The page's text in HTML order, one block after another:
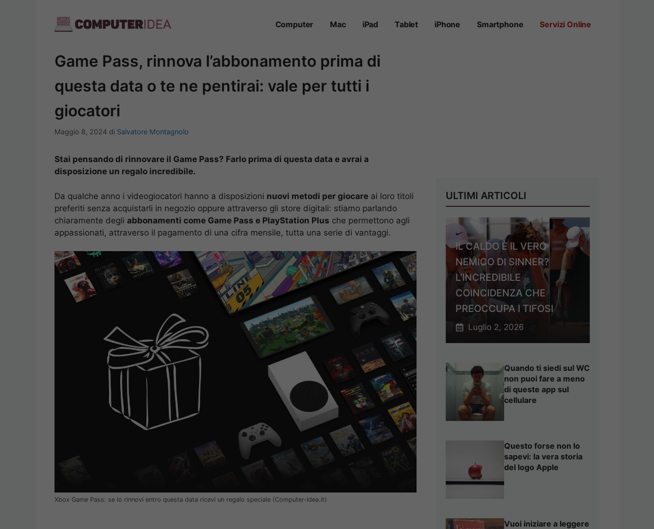
Computer Mac iPad Tablet iPhone Smartphone Servizi Online
Game Pass, rinnova l’abbonamento prima di
questa data o te ne pentirai: vale per tutti i
giocatori
Maggio 8, 2024 di Salvatore Montagnolo
Stai pensando di rinnovare il Game Pass? Farlo prima di questa data e avrai a
disposizione un regalo incredibile.
Da qualche anno i videogiocatori hanno a disposizioni nuovi metodi per giocare ai loro titoli
preferiti senza acquistarli in negozio oppure attraverso gli store digitali: stiamo parlando
chiaramente degli abbonamenti come Game Pass e PlayStation Plus che permettono agli
appassionati, attraverso il pagamento di una cifra mensile, tutta una serie di vantaggi.
Xbox Game Pass: se lo rinnovi entro questa data ricevi un regalo speciale (Computer-Idea.it)
ULTIMI ARTICOLI
IL CALDO È IL VERO
NEMICO DI SINNER?
L’INCREDIBILE
COINCIDENZA CHE
PREOCCUPA I TIFOSI
Luglio 2, 2026
Quando ti siedi sul WC
non puoi fare a meno
di queste app sul
cellulare
Questo forse non lo
sapevi: la vera storia
del logo Apple
Vuoi iniziare a leggere